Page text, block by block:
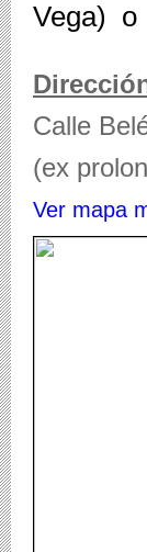
Vega)
Calle
(ex
Ver mapa